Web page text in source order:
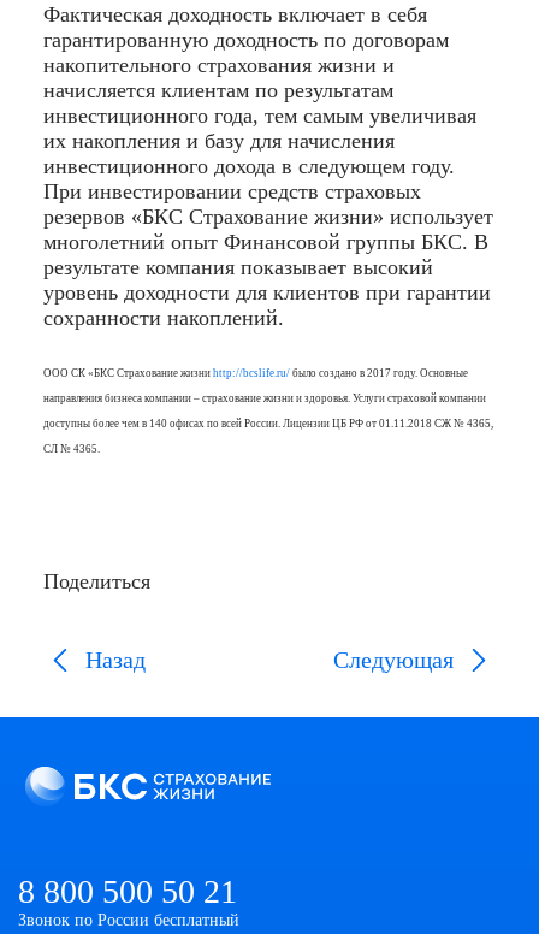
Фактическая доходность включает в себя
гарантированную доходность по договорам
накопительного страхования жизни и
начисляется клиентам по результатам
инвестиционного года, тем самым увеличивая
их накопления и базу для начисления
инвестиционного дохода в следующем году.
При инвестировании средств страховых
резервов «БКС Страхование жизни» использует
многолетний опыт Финансовой группы БКС. В
результате компания показывает высокий
уровень доходности для клиентов при гарантии
сохранности накоплений.
ООО СК «БКС Страхование жизни http://bcslife.ru/было создано в 2017 году. Основные
направления бизнеса компании – страхование жизни и здоровья. Услуги страховой компании
доступны более чем в 140 офисах по всей России. Лицензии ЦБ РФ от 01.11.2018 СЖ № 4365,
СЛ № 4365.
Поделиться
Назад Следующая
8 800 500 50 21
Звонок по России бесплатный